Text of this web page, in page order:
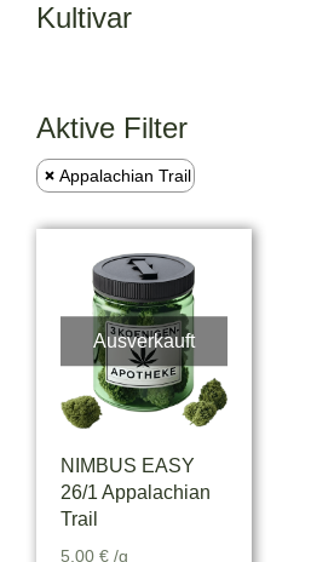
Kultivar
Aktive Filter
Appalachian Trail
Ausverkauft
NIMBUS EASY
26/1 Appalachian
Trail
5,00 € /g